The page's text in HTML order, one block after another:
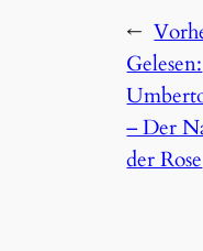
←
Gelesen:
– Der
der Rose